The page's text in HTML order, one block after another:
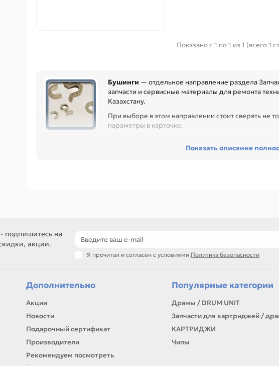
Показано с 1 по 1 из 1 (всего 1
Бушинги — отдельное направление раздела
запчасти и сервисные материалы для ремонта
Казахстану.
При выборе в этом направлении стоит сверять не
параметры в карточке.
восстановить технику и сократить простой оборудования, особенно
материалы для сервисных центров и офисов
самовывоз и доставка по Алматы, отправка по Казахстану
Показать описание
подпишитесь на
акции.
Я прочитал и согласен с условиями Политика безопасности
Дополнительно
Акции
Новости
Подарочный сертификат
Производители
Рекомендуем посмотреть
Популярные категории
Драмы / DRUM UNIT
Запчасти для картриджей /
КАРТРИДЖИ
Чипы